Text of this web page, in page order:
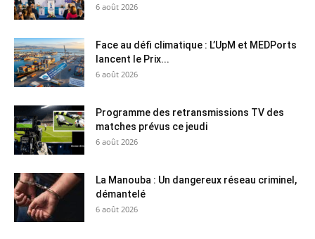
6 août 2026
Face au défi climatique : L’UpM et MEDPorts
lancent le Prix...
6 août 2026
Programme des retransmissions TV des
matches prévus ce jeudi
6 août 2026
La Manouba : Un dangereux réseau criminel,
démantelé
6 août 2026